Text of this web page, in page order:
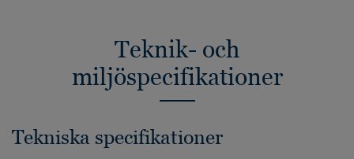
Teknik- och
miljöspecifikationer
Tekniska specifikationer